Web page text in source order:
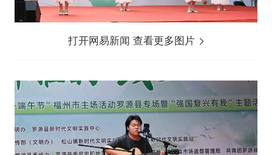
打开网易新闻 查看更多图片